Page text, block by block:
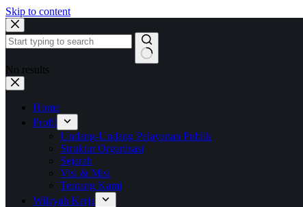
Skip to content
No results
Home
Profil
Undang-Undang Pelayanan Publik
Struktur Organisasi
Sejarah
Visi & Misi
Tentang Kami
Wilayah Kerja